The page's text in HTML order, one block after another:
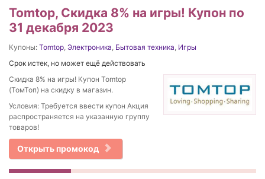
Tomtop, Скидка 8% на игры! Купон по
31 декабря 2023
Купоны: Tomtop, Электроника, Бытовая техника, Игры
Срок истек, но может ещё действовать
Скидка 8% на игры! Купон Tomtop
(ТомТоп) на скидку в магазин.
Условия: Требуется ввести купон Акция
распространяется на указанную группу
товаров!
Открыть промокод